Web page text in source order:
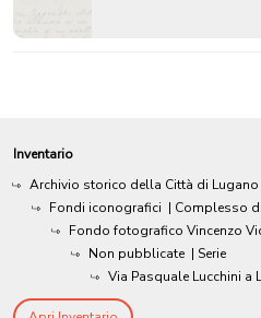
Inventario
Archivio storico della Città di Lugano
Fondi iconografici | Complesso
Fondo fotografico Vincenzo
Non pubblicate | Serie
Via Pasquale Lucchini a